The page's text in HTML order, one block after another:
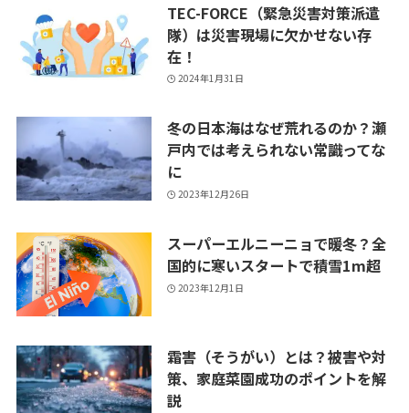
TEC-FORCE（緊急災害対策派遣
隊）は災害現場に欠かせない存
在！
2024年1月31日
冬の日本海はなぜ荒れるのか？瀬
戸内では考えられない常識ってな
に
2023年12月26日
スーパーエルニーニョで暖冬？全
国的に寒いスタートで積雪1m超
2023年12月1日
霜害（そうがい）とは？被害や対
策、家庭菜園成功のポイントを解
説